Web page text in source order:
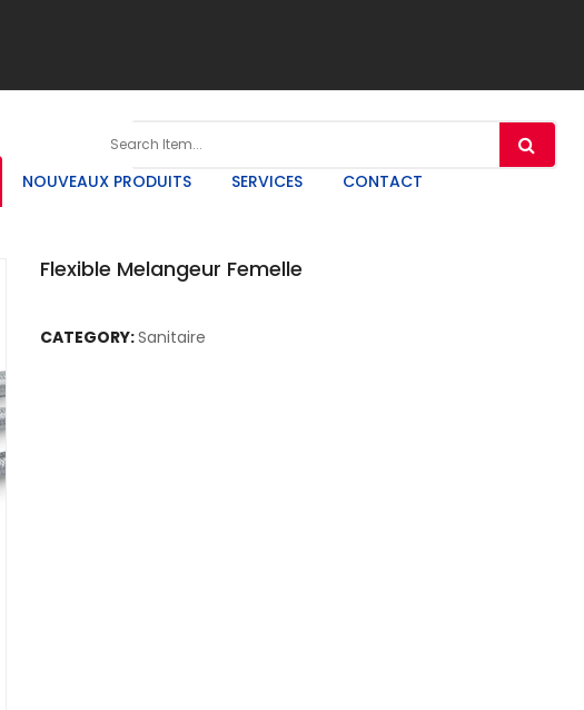
NOUVEAUX PRODUITS SERVICES CONTACT
Flexible Melangeur Femelle
CATEGORY:Sanitaire